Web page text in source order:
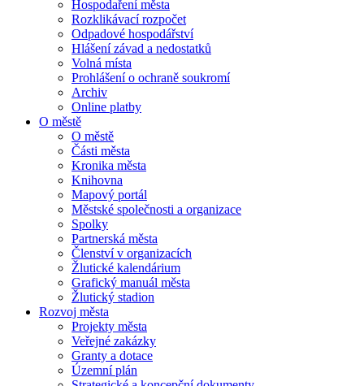
Hospodaření města
Rozklikávací rozpočet
Odpadové hospodářství
Hlášení závad a nedostatků
Volná místa
Prohlášení o ochraně soukromí
Archiv
Online platby
O městě
O městě
Části města
Kronika města
Knihovna
Mapový portál
Městské společnosti a organizace
Spolky
Partnerská města
Členství v organizacích
Žlutické kalendárium
Grafický manuál města
Žlutický stadion
Rozvoj města
Projekty města
Veřejné zakázky
Granty a dotace
Územní plán